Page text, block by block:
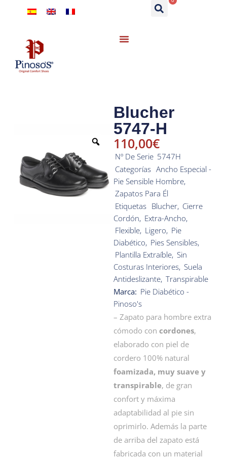
Blucher
5747-H
110,00€
Nº De Serie 5747H
Categorías Ancho Especial -
Pie Sensible Hombre,
Zapatos Para Él
Etiquetas Blucher, Cierre
Cordón, Extra-Ancho,
Flexible, Ligero, Pie
Diabético, Pies Sensibles,
Plantilla Extraíble, Sin
Costuras Interiores, Suela
Antideslizante, Transpirable
Marca: Pie Diabético -
Pinoso's
– Zapato para hombre extra
cómodo con cordones,
elaborado con piel de
cordero 100% natural
foamizada, muy suave y
transpirable, de gran
confort y máxima
adaptabilidad al pie sin
oprimirlo. Además la parte
de arriba del zapato está
fabricada con un material